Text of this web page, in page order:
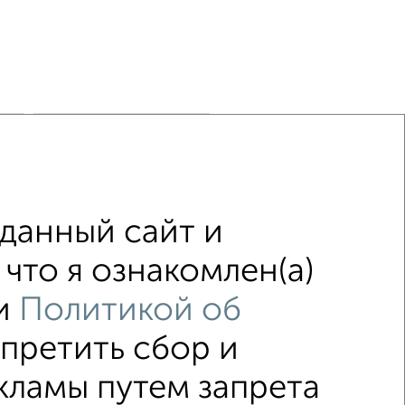
не первый этаж
с центральным отоплением
сайт и
я ознакомлен(а)
Политикой об
сбор и
путем запрета